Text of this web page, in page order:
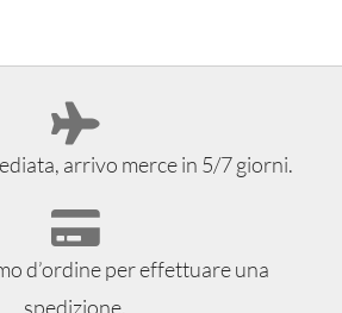
arrivo merce in 5/7 giorni.
d’ordine per effettuare una
spedizione.